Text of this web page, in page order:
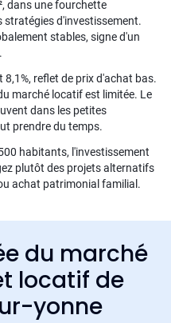
dans une fourchette
stratégies d'investissement.
stables, signe d'un
reflet de prix d'achat bas.
marché locatif est limitée. Le
dans les petites
prendre du temps.
habitants, l'investissement
plutôt des projets alternatifs
achat patrimonial familial.
du marché
locatif de
yonne